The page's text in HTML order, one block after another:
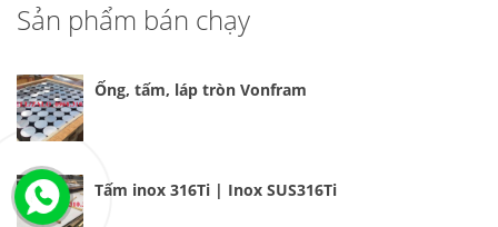
Sản phẩm bán chạy
Ống, tấm, láp tròn Vonfram
Tấm inox 316Ti | Inox SUS316Ti